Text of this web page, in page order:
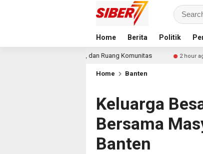
Home Berita Politik
dan Ruang Komunitas 2 hour ago Jelang Final
Home Banten
Keluarga
Bersama
Banten